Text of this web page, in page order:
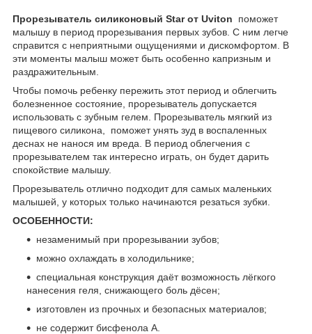
Прорезыватель силиконовый Star от Uviton
поможет
малышу в период прорезывания первых зубов. С ним легче
справится с неприятными ощущениями и дискомфортом. В
эти моменты малыш может быть особенно капризным и
раздражительным.
Чтобы помочь ребенку пережить этот период и облегчить
болезненное состояние, прорезыватель допускается
использовать с зубным гелем. Прорезыватель мягкий из
пищевого силикона, поможет унять зуд в воспаленных
деснах не нанося им вреда. В период облегчения с
прорезывателем так интересно играть, он будет дарить
спокойствие малышу.
Прорезыватель отлично подходит для самых маленьких
малышей, у которых только начинаются резаться зубки.
ОСОБЕННОСТИ:
незаменимый при прорезывании зубов;
можно охлаждать в холодильнике;
специальная конструкция даёт возможность лёгкого
нанесения геля, снижающего боль дёсен;
изготовлен из прочных и безопасных материалов;
не содержит бисфенола А.